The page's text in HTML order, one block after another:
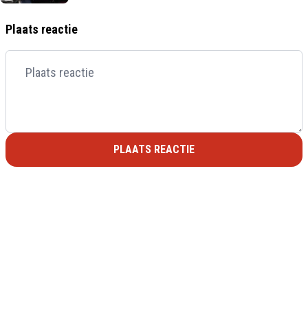
Plaats reactie
PLAATS REACTIE